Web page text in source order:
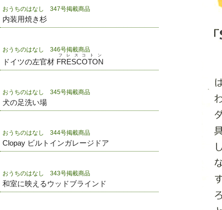
おうちのはなし 347号掲載商品
内装用焼き杉
おうちのはなし 346号掲載商品
ドイツの左官材 FRESCOTON
フレスコトン
おうちのはなし 345号掲載商品
犬の足洗い場
おうちのはなし 344号掲載商品
Clopay ビルトインガレージドア
おうちのはなし 343号掲載商品
和室に映えるウッドブラインド